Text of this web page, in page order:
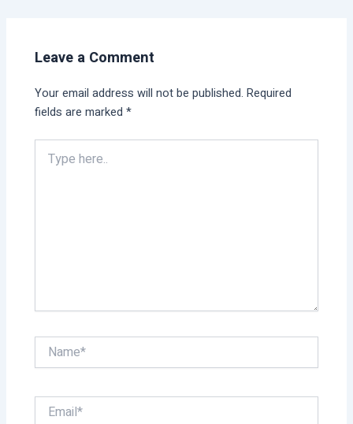
Leave a Comment
Your email address will not be published. Required
fields are marked*
here..
Name*
Email*